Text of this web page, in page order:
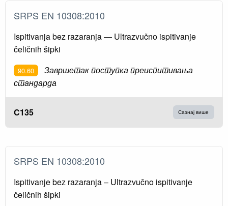
SRPS EN 10308:2010
Ispitivanja bez razaranja — Ultrazvučno ispitivanje
čeličnih šipki
90.60
Завршетак поступка преиспитивања
стандарда
C135 Сазнај више
SRPS EN 10308:2010
Ispitivanje bez razaranja – Ultrazvučno ispitivanje
čeličnih šipki